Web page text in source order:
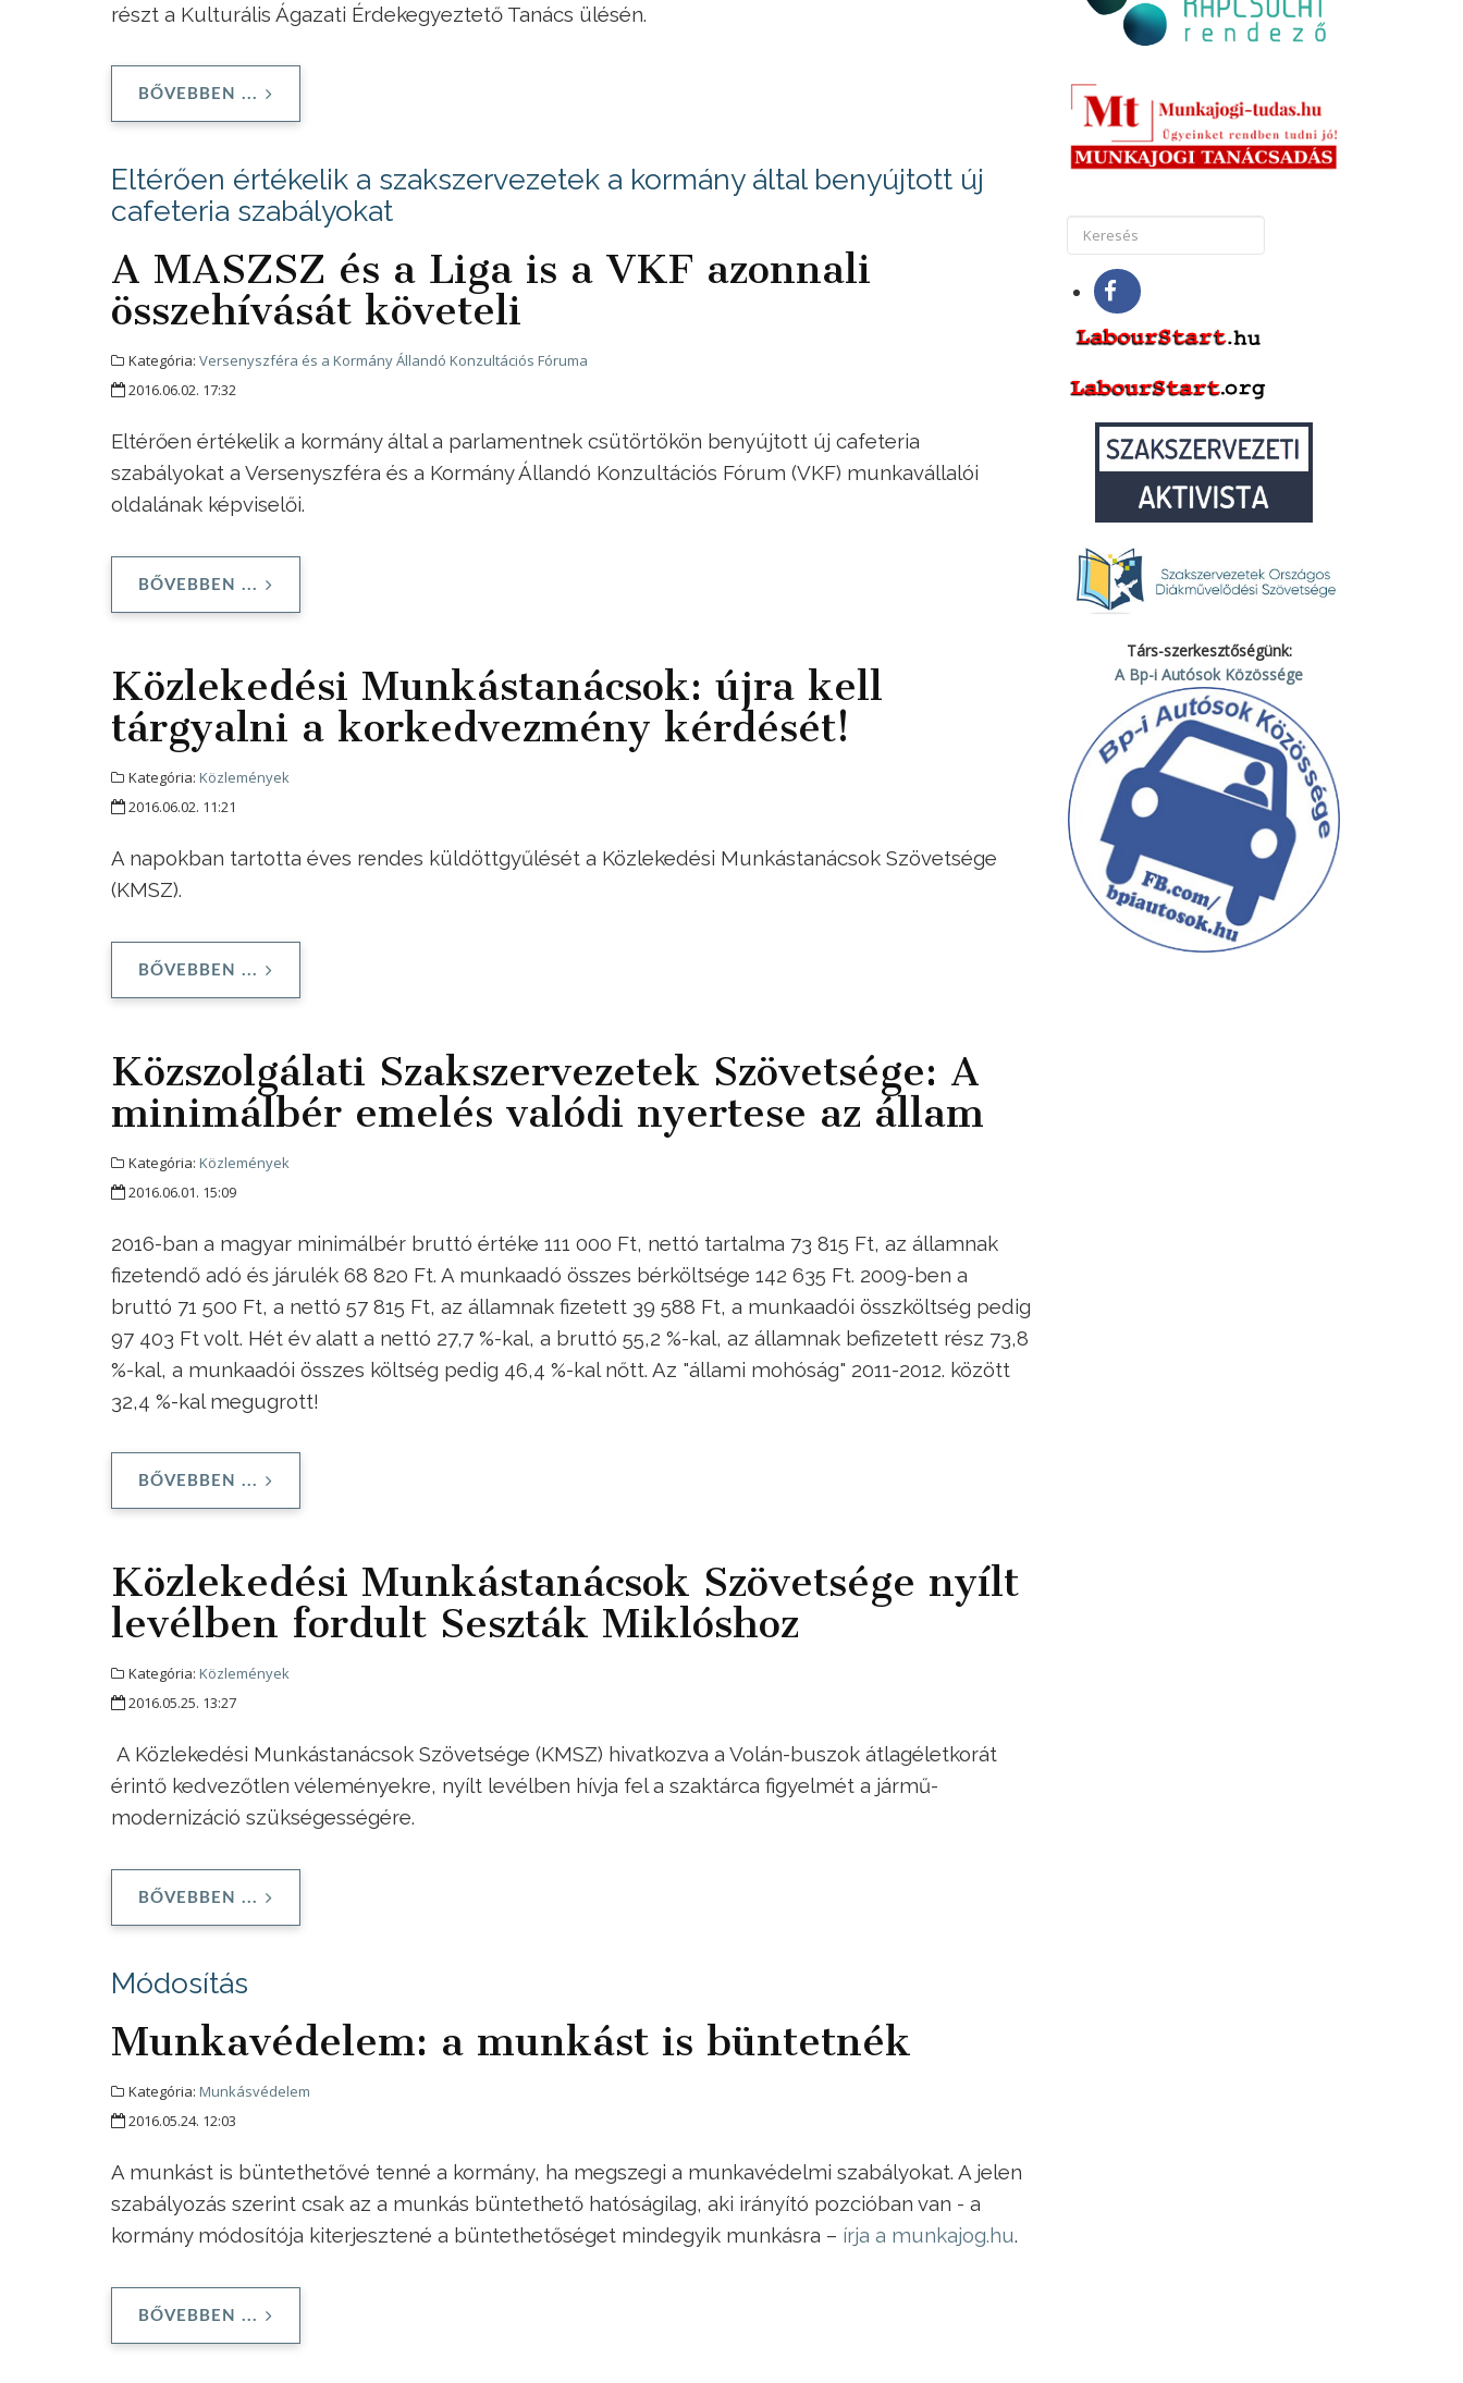
részt a Kulturális Ágazati Érdekegyeztető Tanács ülésén.
BŐVEBBEN ...
Eltérően értékelik a szakszervezetek a kormány által benyújtott új
cafeteria szabályokat
A MASZSZ és a Liga is a VKF azonnali
összehívását követeli
Kategória: Versenyszféra és a Kormány Állandó Konzultációs Fóruma
2016.06.02. 17:32
Eltérően értékelik a kormány által a parlamentnek csütörtökön benyújtott új cafeteria
szabályokat a Versenyszféra és a Kormány Állandó Konzultációs Fórum (VKF) munkavállalói
oldalának képviselői.
BŐVEBBEN ...
Közlekedési Munkástanácsok: újra kell
tárgyalni a korkedvezmény kérdését!
Kategória: Közlemények
2016.06.02. 11:21
A napokban tartotta éves rendes küldöttgyűlését a Közlekedési Munkástanácsok Szövetsége
(KMSZ).
BŐVEBBEN ...
Közszolgálati Szakszervezetek Szövetsége: A
minimálbér emelés valódi nyertese az állam
Kategória: Közlemények
2016.06.01. 15:09
2016-ban a magyar minimálbér bruttó értéke 111 000 Ft, nettó tartalma 73 815 Ft, az államnak
fizetendő adó és járulék 68 820 Ft. A munkaadó összes bérköltsége 142 635 Ft. 2009-ben a
bruttó 71 500 Ft, a nettó 57 815 Ft, az államnak fizetett 39 588 Ft, a munkaadói összköltség pedig
97 403 Ft volt. Hét év alatt a nettó 27,7 %-kal, a bruttó 55,2 %-kal, az államnak befizetett rész 73,8
%-kal, a munkaadói összes költség pedig 46,4 %-kal nőtt. Az "állami mohóság" 2011-2012. között
32,4 %-kal megugrott!
BŐVEBBEN ...
Közlekedési Munkástanácsok Szövetsége nyílt
levélben fordult Seszták Miklóshoz
Kategória: Közlemények
2016.05.25. 13:27
A Közlekedési Munkástanácsok Szövetsége (KMSZ) hivatkozva a Volán-buszok átlagéletkorát
érintő kedvezőtlen véleményekre, nyílt levélben hívja fel a szaktárca figyelmét a jármű-
modernizáció szükségességére.
BŐVEBBEN ...
Módosítás
Munkavédelem: a munkást is büntetnék
Kategória: Munkásvédelem
2016.05.24. 12:03
A munkást is büntethetővé tenné a kormány, ha megszegi a munkavédelmi szabályokat. A jelen
szabályozás szerint csak az a munkás büntethető hatóságilag, aki irányító pozcióban van - a
kormány módosítója kiterjesztené a büntethetőséget mindegyik munkásra – írja a munkajog.hu.
BŐVEBBEN ...
Társ-szerkesztőségünk:
A Bp-i Autósok Közössége